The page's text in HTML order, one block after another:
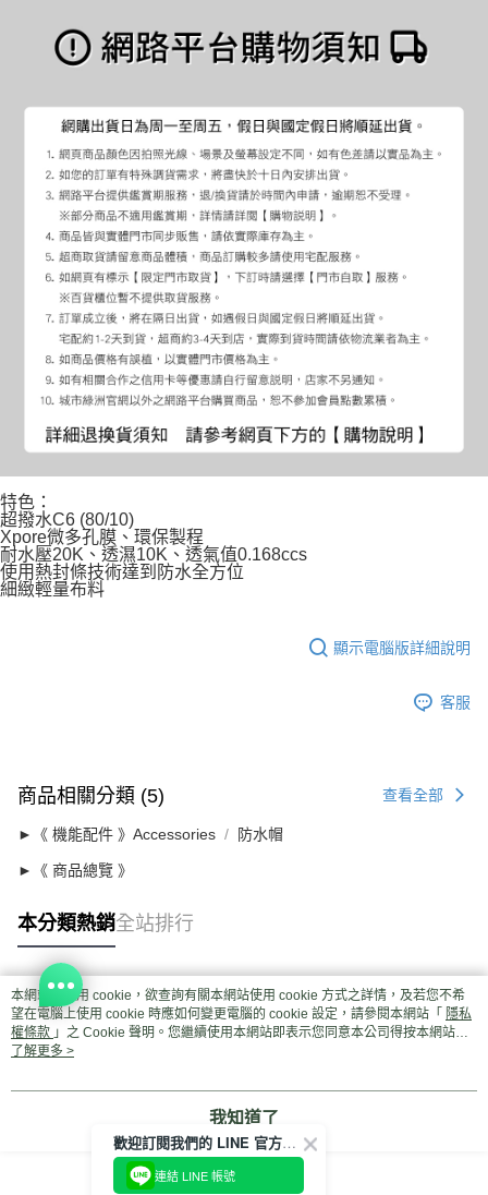
特色：
超撥水C6 (80/10)
Xpore微多孔膜、環保製程
耐水壓20K、透濕10K、透氣值0.168ccs
使用熱封條技術達到防水全方位
細緻輕量布料
顯示電腦版詳細說明
客服
商品相關分類 (5) 查看全部
►《 機能配件 》Accessories 防水帽
►《 商品總覽 》
本分類熱銷全站排行
熱門標籤
本網站中使用 cookie，欲查詢有關本網站使用 cookie 方式之詳情，及若您不希
望在電腦上使用 cookie 時應如何變更電腦的 cookie 設定，請參閱本網站「 隱私
權條款 」之 Cookie 聲明。您繼續使用本網站即表示您同意本公司得按本網站使
用條款之 Cookie 聲明使用 cookie。
了解更多 >
我知道了
歡迎訂閱我們的 LINE 官方帳號
連結 LINE 帳號